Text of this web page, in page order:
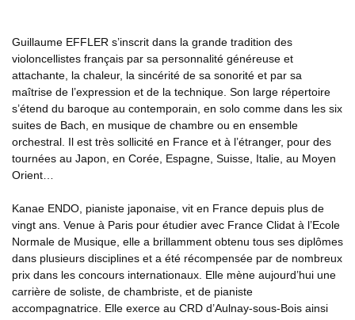
Guillaume EFFLER s’inscrit dans la grande tradition des
violoncellistes français par sa personnalité généreuse et
attachante, la chaleur, la sincérité de sa sonorité et par sa
maîtrise de l’expression et de la technique. Son large répertoire
s’étend du baroque au contemporain, en solo comme dans les six
suites de Bach, en musique de chambre ou en ensemble
orchestral. Il est très sollicité en France et à l’étranger, pour des
tournées au Japon, en Corée, Espagne, Suisse, Italie, au Moyen
Orient…
Kanae ENDO, pianiste japonaise, vit en France depuis plus de
vingt ans. Venue à Paris pour étudier avec France Clidat à l’Ecole
Normale de Musique, elle a brillamment obtenu tous ses diplômes
dans plusieurs disciplines et a été récompensée par de nombreux
prix dans les concours internationaux. Elle mène aujourd’hui une
carrière de soliste, de chambriste, et de pianiste
accompagnatrice. Elle exerce au CRD d’Aulnay-sous-Bois ainsi